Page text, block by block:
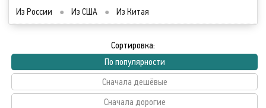
Из России
● Из США ● Из Китая
Сортировка:
По популярности
Сначала дешёвые
Сначала дорогие